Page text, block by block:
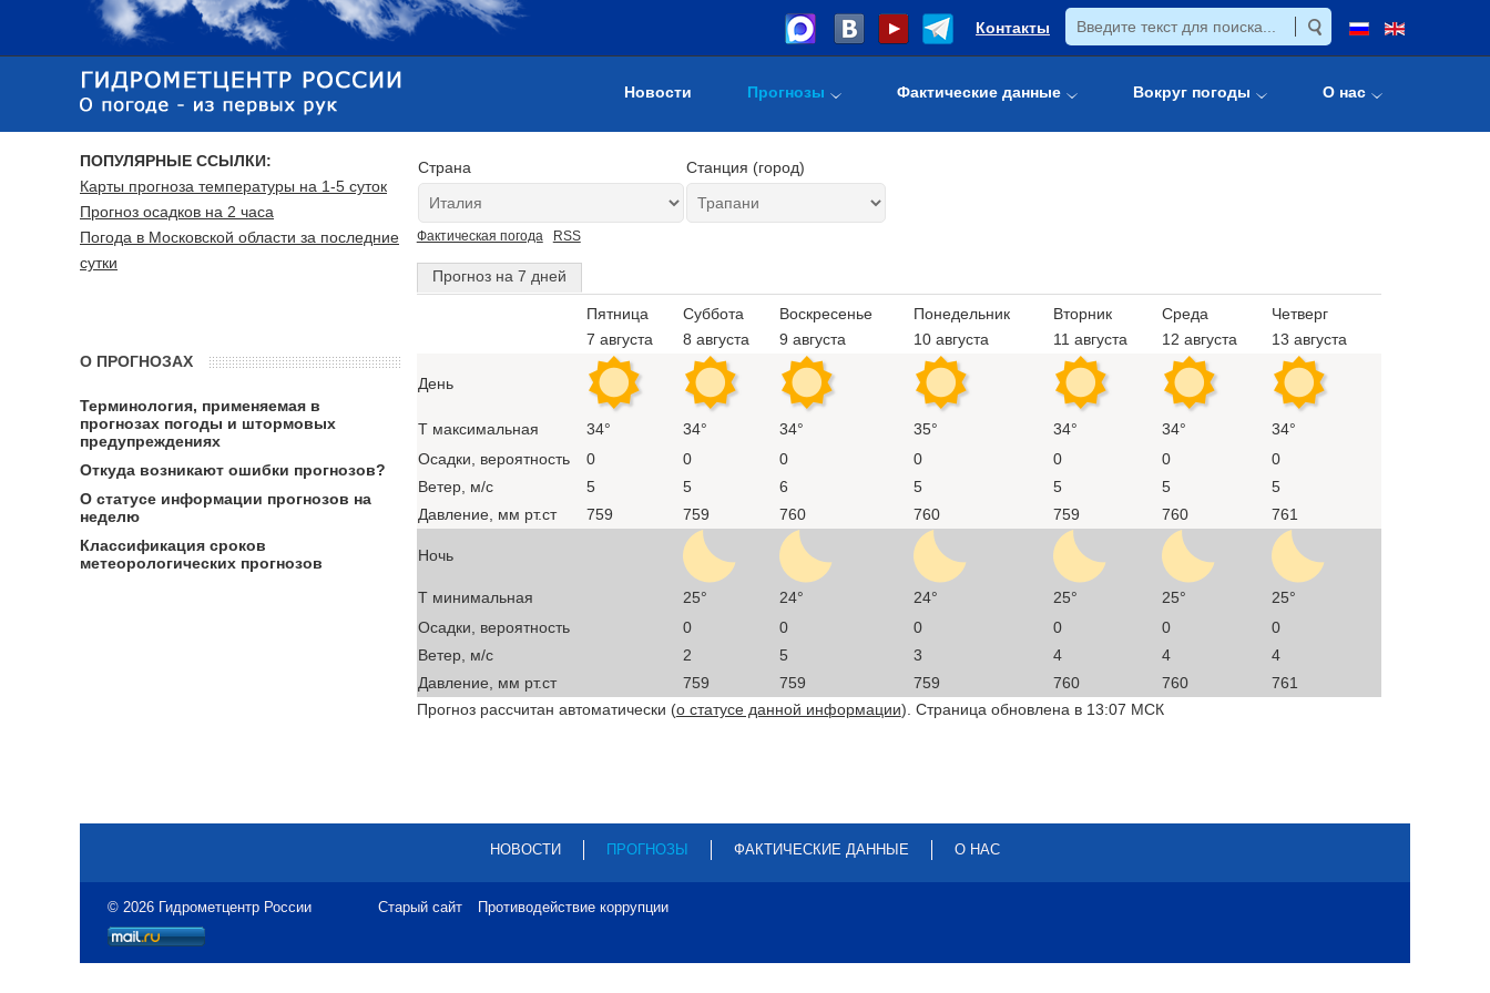
Контакты
Новости Прогнозы Фактические данные Вокруг погоды О нас
Страна Станция (город)
Фактическая погода RSS
Прогноз на 7 дней
Пятница
7 августа
Суббота
8 августа
Воскресенье
9 августа
Понедельник
10 августа
Вторник
11 августа
Среда
12 августа
Четверг
13 августа
День
T максимальная 34° 34° 34° 35° 34° 34°
34°
Осадки, вероятность
0 0 0 0 0 0
0
Ветер, м/с
5 5 6 5 5 5
5
Давление, мм рт.ст
759 759 760 760 759 760 761
Ночь
T минимальная 25° 24° 24° 25° 25°
25°
Осадки, вероятность
0 0 0 0 0
0
Ветер, м/с
2 5 3 4 4
4
Давление, мм рт.ст
759 759 759 760 760
761
Прогноз рассчитан автоматически (о статусе данной информации). Страница обновлена в 13:07 МСК
ПОПУЛЯРНЫЕ ССЫЛКИ:
Карты прогноза температуры на 1-5 суток
Прогноз осадков на 2 часа
Погода в Московской области за последние
сутки
О ПРОГНОЗАХ
Терминология, применяемая в
прогнозах погоды и штормовых
предупреждениях
Откуда возникают ошибки прогнозов?
О статусе информации прогнозов на
неделю
Классификация сроков
метеорологических прогнозов
НОВОСТИ ПРОГНОЗЫ ФАКТИЧЕСКИЕ ДАННЫЕ О НАС
© 2026 Гидрометцентр России Старый сайт Противодействие коррупции